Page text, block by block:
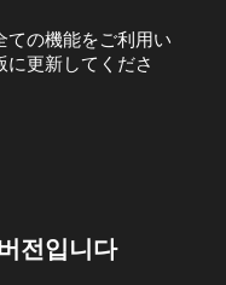
ての機能をご利用い
更新してくださ
전입니다